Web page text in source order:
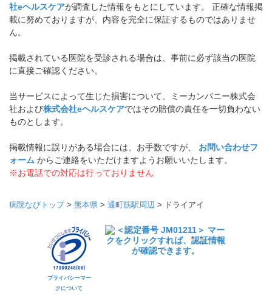
社eヘルスケアが調査した情報をもとにしています。 正確な情報掲
載に努めておりますが、内容を完全に保証するものではありませ
ん。
掲載されている医院を受診される場合は、事前に必ず該当の医院
に直接ご確認ください。
当サービスによって生じた損害について、ミーカンパニー株式会
社および株式会社eヘルスケアではその賠償の責任を一切負わない
ものとします。
掲載情報に誤りがある場合には、お手数ですが、 お問い合わせフ
ォーム からご連絡をいただけますようお願いいたします。
※お電話での対応は行っておりません
病院なびトップ> 熊本県 > 通町筋駅周辺 > ドライアイ
プライバシーマー
クについて